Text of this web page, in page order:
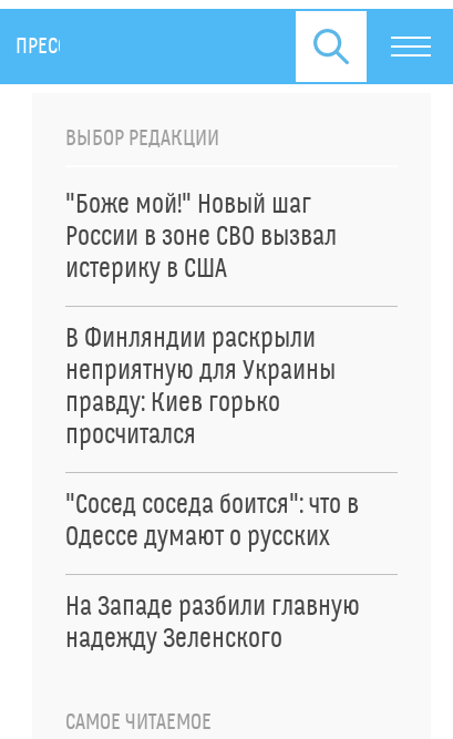
ПРЕСС-РЕЛИЗЫ
ВЫБОР РЕДАКЦИИ
"Боже мой!" Новый шаг
России в зоне СВО вызвал
истерику в США
В Финляндии раскрыли
неприятную для Украины
правду: Киев горько
просчитался
"Сосед соседа боится": что в
Одессе думают о русских
На Западе разбили главную
надежду Зеленского
САМОЕ ЧИТАЕМОЕ